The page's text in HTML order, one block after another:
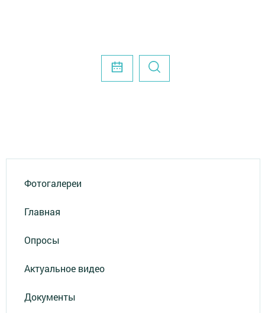
Фотогалереи
Главная
Опросы
Актуальное видео
Документы